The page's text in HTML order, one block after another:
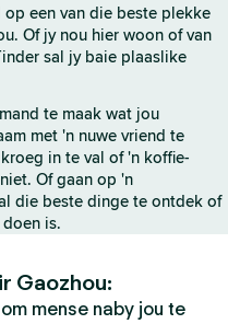
een van die beste plekke
Of jy nou hier woon of van
sal jy baie plaaslike
te maak wat jou
met 'n nuwe vriend te
in te val of 'n koffie-
Of gaan op 'n
die beste dinge te ontdek of
is.
Gaozhou:
mense naby jou te